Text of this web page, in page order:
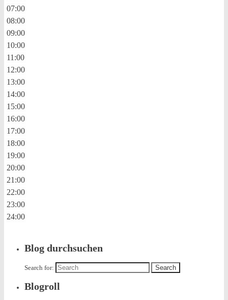
07:00
08:00
09:00
10:00
11:00
12:00
13:00
14:00
15:00
16:00
17:00
18:00
19:00
20:00
21:00
22:00
23:00
24:00
Blog durchsuchen
Search for:
Blogroll